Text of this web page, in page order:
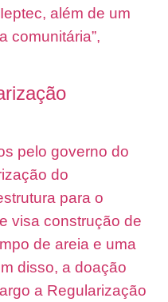
além de um
comunitária”,
pelo governo do
do
para o
visa construção de
de areia e uma
disso, a doação
a Regularização